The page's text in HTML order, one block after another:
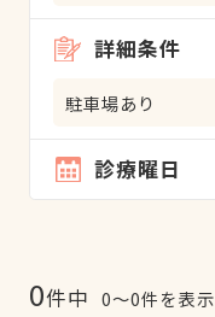
詳細条件
駐車場あり
診療曜日
0件中 0〜0件を表示